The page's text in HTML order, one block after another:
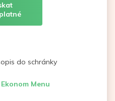
do schránky
Ekonom Menu